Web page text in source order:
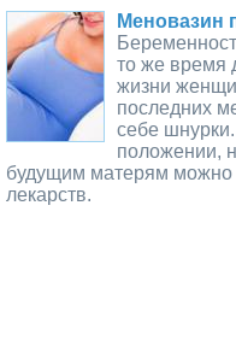
Меновазин
то же время
жизни
последних
себе
положении,
будущим матерям можно
лекарств.